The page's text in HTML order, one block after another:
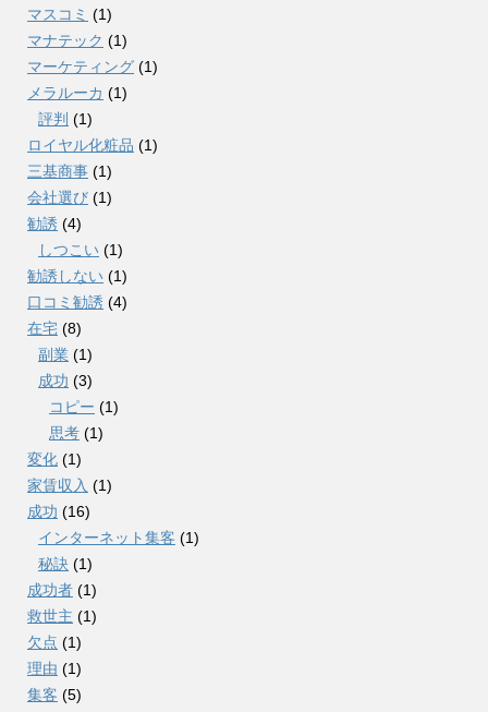
マスコミ (1)
マナテック (1)
マーケティング (1)
メラルーカ (1)
評判 (1)
ロイヤル化粧品 (1)
三基商事 (1)
会社選び (1)
勧誘 (4)
しつこい (1)
勧誘しない (1)
口コミ勧誘 (4)
在宅 (8)
副業 (1)
成功 (3)
コピー (1)
思考 (1)
変化 (1)
家賃収入 (1)
成功 (16)
インターネット集客 (1)
秘訣 (1)
成功者 (1)
救世主 (1)
欠点 (1)
理由 (1)
集客 (5)